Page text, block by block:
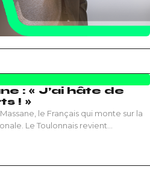
: « J’ai hâte de
! »
le Français qui monte sur la
Le Toulonnais revient…